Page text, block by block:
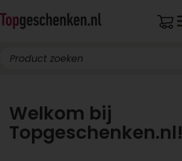
Welkom bij
Topgeschenken.nl!